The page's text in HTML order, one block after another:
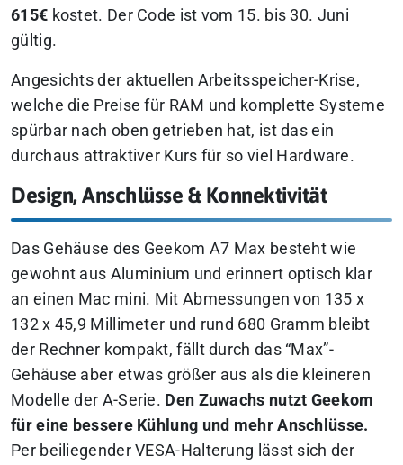
615€ kostet. Der Code ist vom 15. bis 30. Juni
gültig.
Angesichts der aktuellen Arbeitsspeicher-Krise,
welche die Preise für RAM und komplette Systeme
spürbar nach oben getrieben hat, ist das ein
durchaus attraktiver Kurs für so viel Hardware.
Design, Anschlüsse & Konnektivität
Das Gehäuse des Geekom A7 Max besteht wie
gewohnt aus Aluminium und erinnert optisch klar
an einen Mac mini. Mit Abmessungen von 135 x
132 x 45,9 Millimeter und rund 680 Gramm bleibt
der Rechner kompakt, fällt durch das “Max”-
Gehäuse aber etwas größer aus als die kleineren
Modelle der A-Serie. Den Zuwachs nutzt Geekom
für eine bessere Kühlung und mehr Anschlüsse.
Per beiliegender VESA-Halterung lässt sich der